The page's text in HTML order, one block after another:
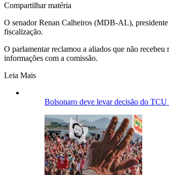
Compartilhar matéria
O senador Renan Calheiros (MDB-AL),
fiscalização.
O parlamentar reclamou a aliados que não
informações com a comissão.
Leia Mais
Bolsonaro deve levar decisão do